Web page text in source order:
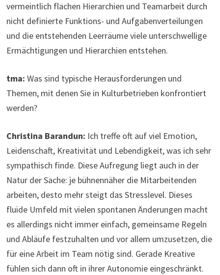
vermeintlich flachen Hierarchien und Teamarbeit durch
nicht definierte Funktions- und Aufgabenverteilungen
und die entstehenden Leerräume viele unterschwellige
Ermächtigungen und Hierarchien entstehen.
tma: Was sind typische Herausforderungen und
Themen, mit denen Sie in Kulturbetrieben konfrontiert
werden?
Christina Barandun: Ich treffe oft auf viel Emotion,
Leidenschaft, Kreativität und Lebendigkeit, was ich sehr
sympathisch finde. Diese Aufregung liegt auch in der
Natur der Sache: je bühnennäher die Mitarbeitenden
arbeiten, desto mehr steigt das Stresslevel. Dieses
fluide Umfeld mit vielen spontanen Änderungen macht
es allerdings nicht immer einfach, gemeinsame Regeln
und Abläufe festzuhalten und vor allem umzusetzen, die
für eine Arbeit im Team nötig sind. Gerade Kreative
fühlen sich dann oft in ihrer Autonomie eingeschränkt.